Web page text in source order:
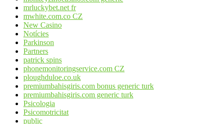
mrluckybet.net fr
mwhite.com.co CZ
New Casino
Notícies
Parkinson
Partners
patrick spins
phonemonitoringservice.com CZ
ploughduloe.co.uk
premiumbahisgiris.com bonus generic turk
premiumbahisgiris.com generic turk
Psicologia
Psicomotricitat
public